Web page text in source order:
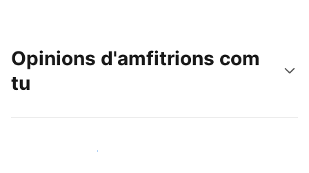
Opinions d'amfitrions com
tu
Uneix-te a amfitrions com tu